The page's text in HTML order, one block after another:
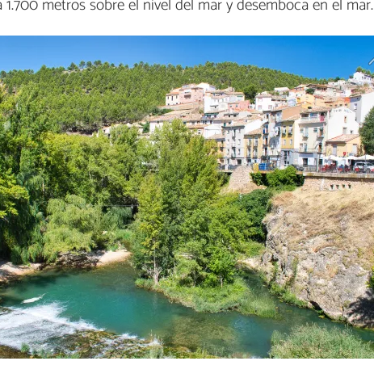
metros sobre el nivel del mar y desemboca en el mar.